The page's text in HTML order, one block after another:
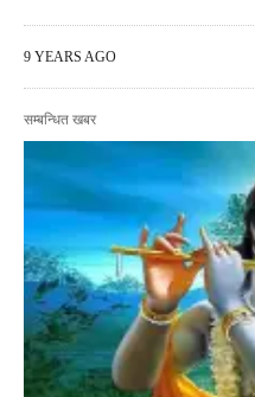
9 YEARS AGO
सम्बन्धित खबर